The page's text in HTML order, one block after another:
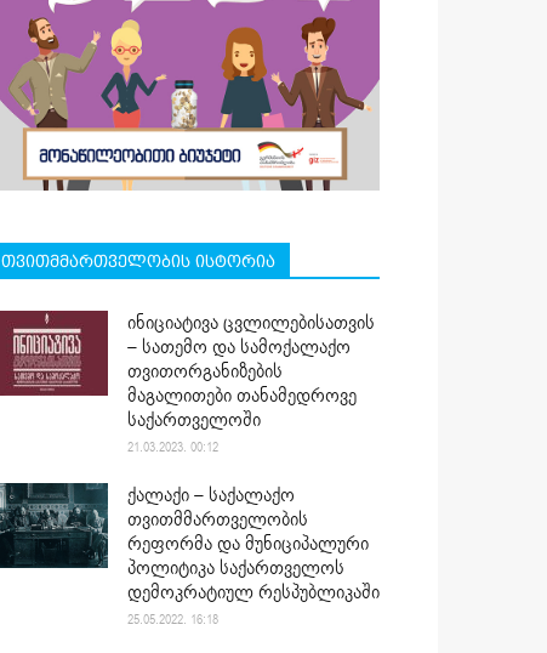
თვითმმართველობის ისტორია
ინიციატივა ცვლილებისათვის
– სათემო და სამოქალაქო
თვითორგანიზების
მაგალითები თანამედროვე
საქართველოში
21.03.2023. 00:12
ქალაქი – საქალაქო
თვითმმართველობის
რეფორმა და მუნიციპალური
პოლიტიკა საქართველოს
დემოკრატიულ რესპუბლიკაში
25.05.2022. 16:18